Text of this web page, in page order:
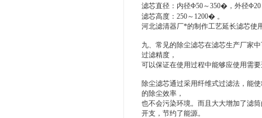
滤芯直径：内径Φ50～350�，外径
滤芯高度：250～1200� 。
河北滤清器厂*的制作工艺延长滤芯使
九、常见的除尘滤芯在滤芯生产厂家
过滤精度，
可以保证在使用过程中能够应使用需
除尘滤芯通过采用纤维式过滤法，能
的除尘效率，
也不会污染环境。而且大大增加了滤
开支，节约了能源。